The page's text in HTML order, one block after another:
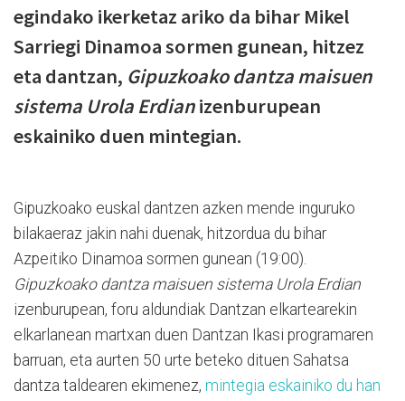
egindako ikerketaz ariko da bihar Mikel
Sarriegi Dinamoa sormen gunean, hitzez
eta dantzan, Gipuzkoako dantza maisuen
sistema Urola Erdianizenburupean
eskainiko duen mintegian.
Gipuzkoako euskal dantzen azken mende inguruko
bilakaeraz jakin nahi duenak, hitzordua du bihar
Azpeitiko Dinamoa sormen gunean (19:00).
Gipuzkoako dantza maisuen sistema Urola Erdian
izenburupean, foru aldundiak Dantzan elkartearekin
elkarlanean martxan duen Dantzan Ikasi programaren
barruan, eta aurten 50 urte beteko dituen Sahatsa
dantza taldearen ekimenez, mintegia eskainiko du han